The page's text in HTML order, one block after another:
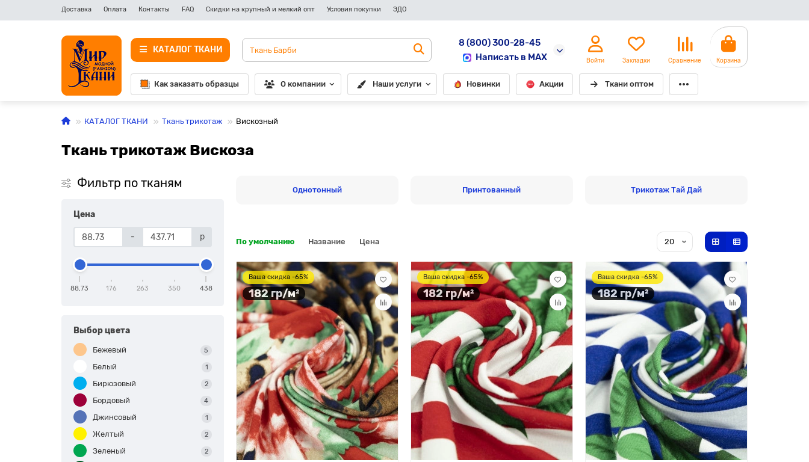
Доставка Оплата Контакты FAQ Скидки на крупный и мелкий опт Условия покупки ЭДО
КАТАЛОГ ТКАНИ
8 (800) 300-28-45
Написать в MAX
Войти Закладки Сравнение Корзина
Как заказать образцы О компании Наши услуги Новинки Акции Ткани оптом
КАТАЛОГ ТКАНИ Ткань трикотаж Вискозный
Ткань трикотаж Вискоза
Фильтр по тканям
Цена
- р
88,73 176 263 350 438
Выбор цвета
Бежевый 5
Белый 1
Бирюзовый 2
Бордовый 4
Джинсовый 1
Желтый 2
Зеленый 2
Однотонный Принтованный Трикотаж Тай Дай
По умолчанию Название Цена
Ваша скидка -65%
182 гр/м²
Ваша скидка -65%
182 гр/м²
Ваша скидка -65%
182 гр/м²